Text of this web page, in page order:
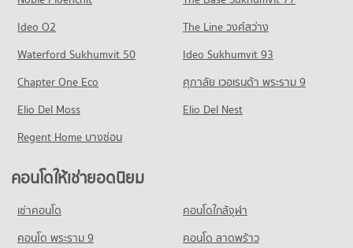
คอนโดให้เช่า วิทยาลัยพยาบาลบรมราชชนนีนนทบุรี
มีคอนโดให้เช่า 109 ประกาศ
ขายคอนโด วิทยาลัยพยาบาลบรมราชชนนีนนทบุรี
มีคอนโดขาย 295 ประกาศ
คอนโด วิทยาลัยนักบริหาร
มีคอนโดให้เช่า 35 ประกาศ
ขายคอนโด วิทยาลัยนักบริหาร
มีคอนโดขาย 99 ประกาศ
คอนโด รร.วัดเสมียนนารี
136 โครงการ
คอนโดให้เช่า ตลาดพงษ์เพชร
มีคอนโดขาย 103 ประกาศ
คอนโด ตลาดประชานิเวศน์ 1
คอนโดให้เช่า ตลาดประชานิเวศน์ 1
มีคอนโดให้เช่า 48 ประกาศ
มีคอนโดขาย 95 ประกาศ
ขายคอนโด ถนนงามวงศ์วาน
มีคอนโดขาย 60 ประกาศ
คอนโด ถนนประชาชื่น
มีคอนโดให้เช่า 81 ประกาศ
ขายคอนโด ถนนประชาชื่น
มีคอนโดขาย 245 ประกาศ
คอนโด แยกประชานิเวศน์
มีคอนโดให้เช่า 8 ประกาศ
มีคอนโดขาย 71 ประกาศ
คอนโด รพ.เกษมราษฎร์ ประชาชื่น
142 โครงการ
คอนโดให้เช่า รพ.เกษมราษฎร์ ประชาชื่น
มีคอนโดให้เช่า 39 ประกาศ
ขายคอนโด รพ.เกษมราษฎร์ ประชาชื่น
มีคอนโดขาย 95 ประกาศ
คอนโด รพ.โรคทรวงอก
210 โครงการ
Ideo O2
The Line วงศ์สว่าง
Waterford Sukhumvit 50
Ideo Sukhumvit 93
Chapter One Eco
ศุภาลัย เวอเรนด้า พระราม 9
Elio Del Moss
Elio Del Nest
Regent Home บางซ่อน
คอนโดให้เช่ายอดนิยม
เช่าคอนโด
คอนโดใกล้จุฬา
คอนโด พระราม 9
คอนโด ลาดพร้าว